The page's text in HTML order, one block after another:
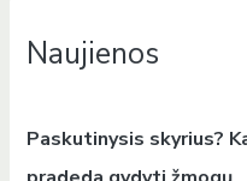
Naujienos
Paskutinysis skyrius?